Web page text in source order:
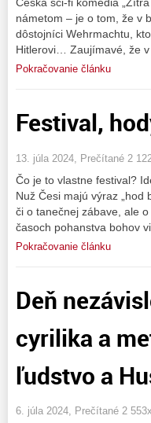
námetom – je o tom, že v
dôstojníci Wehrmachtu,
Hitlerovi… Zaujímavé, že
Pokračovanie článku
Festival,
13. júla 2024, Prečítané 2
Čo je to vlastne festival?
Nuž Česi majú výraz
či o tanečnej zábave, ale
časoch pohanstva bohov
Pokračovanie článku
Deň
cyrilika a
ľudstvo a
6. júla 2024, Prečítané 2